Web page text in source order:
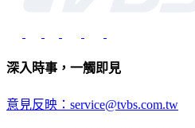
深入時事，一觸即見
意見反映：service@tvbs.com.tw